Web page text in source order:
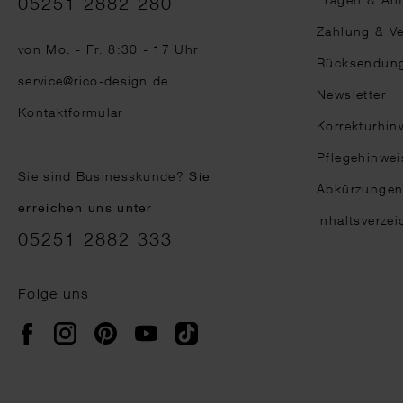
von Mo. - Fr. 8:30 - 17 Uhr
service@rico-design.de
Kontaktformular
Sie sind Businesskunde?Sie
erreichen uns unter
05251 2882 333
Folge uns
FacebookInstagramPinterestYouTubeTikTok
Zahlung &
Newsletter
Abkürzungen